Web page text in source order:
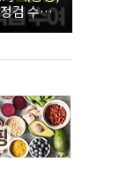
검 수치
검 수치